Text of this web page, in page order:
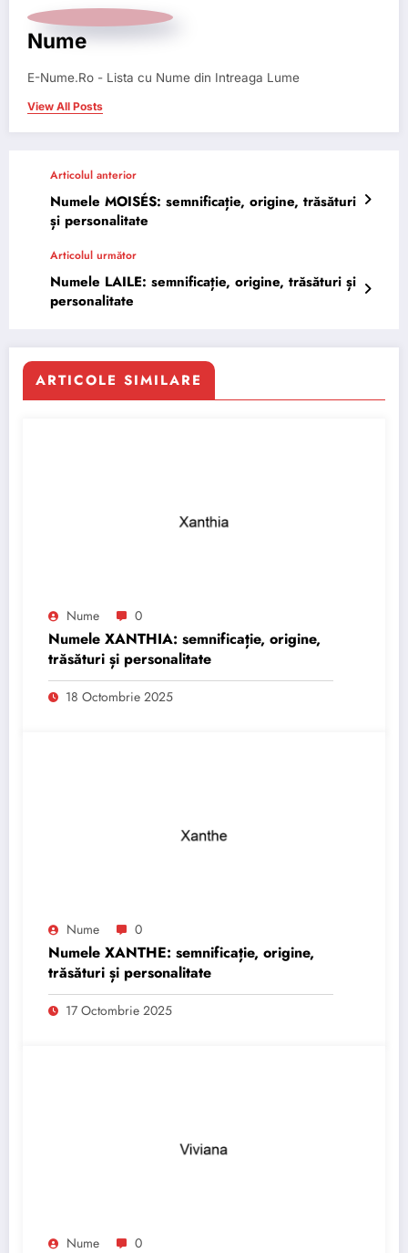
Nume
E-Nume.Ro - Lista cu Nume din Intreaga Lume
View All Posts
Articolul anterior
Numele MOISÉS: semnificație, origine, trăsături
și personalitate
Articolul următor
Numele LAILE: semnificație, origine, trăsături și
personalitate
ARTICOLE SIMILARE
Nume 0
Numele XANTHIA: semnificație, origine,
trăsături și personalitate
18 Octombrie 2025
Nume 0
Numele XANTHE: semnificație, origine,
trăsături și personalitate
17 Octombrie 2025
Nume 0